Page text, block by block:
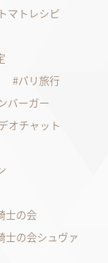
トマトレシピ
パリ旅行
バーガー
オチャット
士の会
士の会シュヴァ